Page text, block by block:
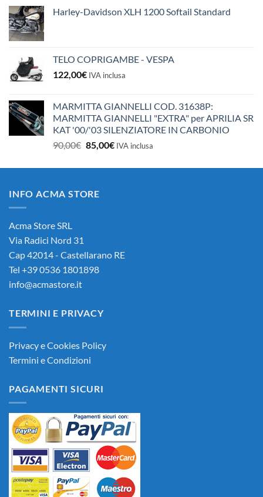
Harley-Davidson XLH 1200 Softail Standard
TELO COPRIGAMBE - VESPA
122,00€ IVA inclusa
MARMITTA GIANNELLI COD. 31638P:
MARMITTA GIANNELLI "EXTRA" per APRILIA SR
KAT '00/'03 SILENZIATORE IN CARBONIO
90,00€ Il
originale
90,00€.
85,00€Il
attuale
IVA inclusa
INFO ACMA STORE
Acma Store SRL
Via Radici Nord 31
Cap 42014 - Castellarano RE
Tel +39 0536 1801898
info@acmastore.it
TERMINI E PRIVACY
Privacy e Cookies Policy
Termini e Condizioni
PAGAMENTI SICURI